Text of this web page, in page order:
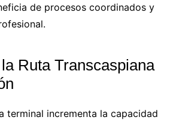
de procesos coordinados y
Ruta Transcaspiana
terminal incrementa la capacidad